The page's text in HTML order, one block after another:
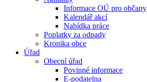
Informace OÚ pro občany
Kalendář akcí
Nabídka práce
Poplatky za odpady
Kronika obce
Úřad
Obecní úřad
Povinné informace
E-podatelna